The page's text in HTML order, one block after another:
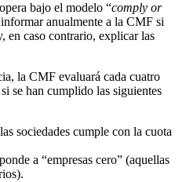
bajo el modelo “comply or
anualmente a la CMF si
en caso contrario, explicar las
la CMF evaluará cada cuatro
se han cumplido las siguientes
sociedades cumple con la cuota
a “empresas cero” (aquellas